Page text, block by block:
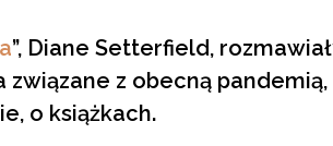
”, Diane Setterfield,
z obecną
o książkach.